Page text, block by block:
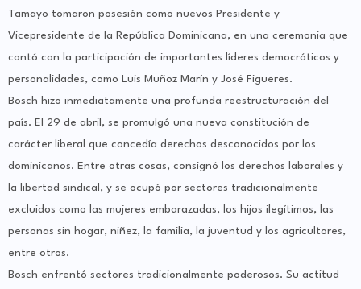
Tamayo tomaron posesión como nuevos Presidente y
Vicepresidente de la República Dominicana, en una ceremonia que
contó con la participación de importantes líderes democráticos y
personalidades, como Luis Muñoz Marín y José Figueres.
Bosch hizo inmediatamente una profunda reestructuración del
país. El 29 de abril, se promulgó una nueva constitución de
carácter liberal que concedía derechos desconocidos por los
dominicanos. Entre otras cosas, consignó los derechos laborales y
la libertad sindical, y se ocupó por sectores tradicionalmente
excluidos como las mujeres embarazadas, los hijos ilegítimos, las
personas sin hogar, niñez, la familia, la juventud y los agricultores,
entre otros.
Bosch enfrentó sectores tradicionalmente poderosos. Su actitud